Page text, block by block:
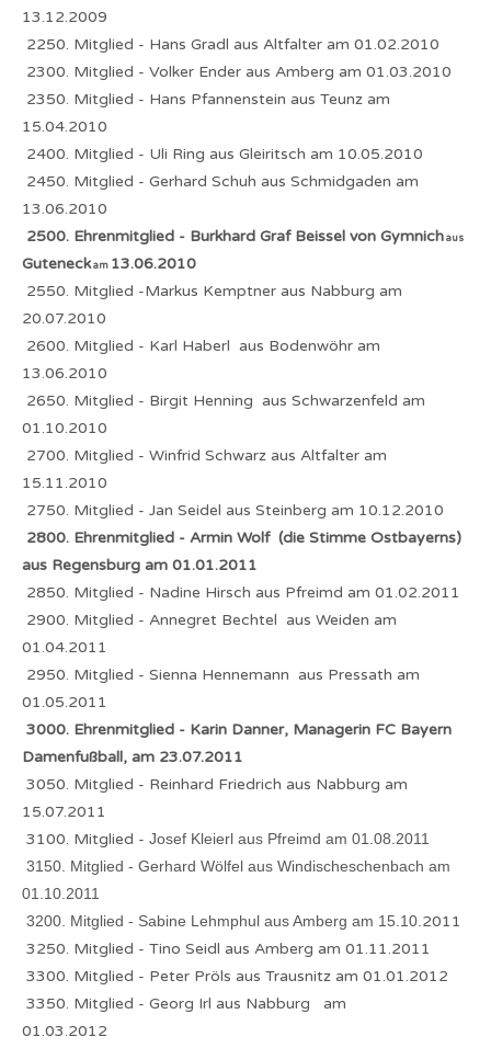
13.12.2009
2250. Mitglied - Hans Gradl aus Altfalter am 01.02.2010
2300. Mitglied - Volker Ender aus Amberg am 01.03.2010
2350. Mitglied - Hans Pfannenstein aus Teunz am
15.04.2010
2400. Mitglied - Uli Ring aus Gleiritsch am 10.05.2010
2450. Mitglied - Gerhard Schuh aus Schmidgaden am
13.06.2010
2500. Ehrenmitglied - Burkhard Graf Beissel von Gymnichaus
Guteneckam 13.06.2010
2550. Mitglied -Markus Kemptner aus Nabburg am
20.07.2010
2600. Mitglied - Karl Haberl aus Bodenwöhr am
13.06.2010
2650. Mitglied - Birgit Henning aus Schwarzenfeld am
01.10.2010
2700. Mitglied - Winfrid Schwarz aus Altfalter am
15.11.2010
2750. Mitglied - Jan Seidel aus Steinberg am 10.12.2010
2800. Ehrenmitglied - Armin Wolf (die Stimme Ostbayerns)
aus Regensburg am 01.01.2011
2850. Mitglied - Nadine Hirsch aus Pfreimd am 01.02.2011
2900. Mitglied - Annegret Bechtel aus Weiden am
01.04.2011
2950. Mitglied - Sienna Hennemann aus Pressath am
01.05.2011
3000. Ehrenmitglied - Karin Danner, Managerin FC Bayern
Damenfußball, am 23.07.2011
3050. Mitglied - Reinhard Friedrich aus Nabburg am
15.07.2011
3100. Mitglied - Josef Kleierl aus Pfreimd am 01.08.2011
3150. Mitglied - Gerhard Wölfel aus Windischeschenbach am
01.10.2011
3200. Mitglied - Sabine Lehmphul aus Amberg am 15.10. 2011
3250. Mitglied - Tino Seidl aus Amberg am 01.11.2011
3300. Mitglied - Peter Pröls aus Trausnitz am 01.01.2012
3350. Mitglied - Georg Irl aus Nabburg am
01.03.2012